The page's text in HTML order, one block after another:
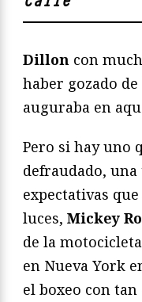
Dillon con
haber gozado
auguraba en
Pero si hay uno
defraudado,
expectativas
luces, Mickey
de la
en Nueva York
el boxeo con tan